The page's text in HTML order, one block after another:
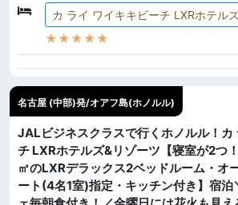
カ ライ ワイキキビーチ LXRホテル
★★★★★
名古屋 (中部)発/オアフ島(ホノルル)
JALビジネスクラスで行くホノルル！カ
チ LXRホテルズ&リゾーツ【寝室が2つ
㎡のLXRデラックス2ベッドルーム・オ
ート(4名1室)指定・キッチン付き】宿泊